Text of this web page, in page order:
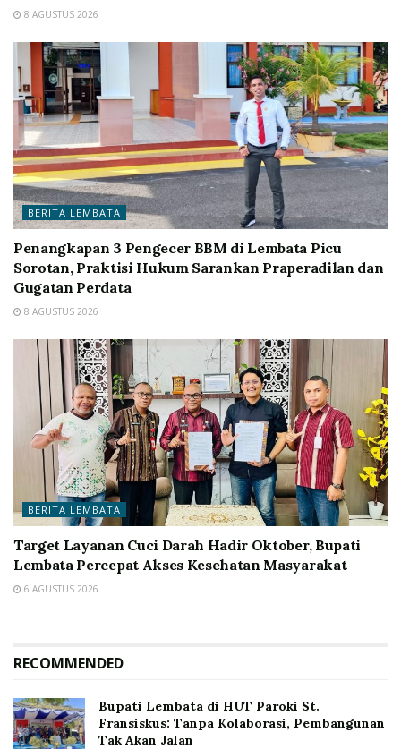
8 AGUSTUS 2026
BERITA LEMBATA
Penangkapan 3 Pengecer BBM di Lembata Picu
Sorotan, Praktisi Hukum Sarankan Praperadilan dan
Gugatan Perdata
8 AGUSTUS 2026
BERITA LEMBATA
Target Layanan Cuci Darah Hadir Oktober, Bupati
Lembata Percepat Akses Kesehatan Masyarakat
6 AGUSTUS 2026
RECOMMENDED
Bupati Lembata di HUT Paroki St.
Fransiskus: Tanpa Kolaborasi, Pembangunan
Tak Akan Jalan